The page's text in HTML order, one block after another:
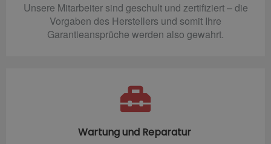
Unsere Mitarbeiter sind geschult und zertifiziert – die
Vorgaben des Herstellers und somit Ihre
Garantieansprüche werden also gewahrt.
Wartung und Reparatur